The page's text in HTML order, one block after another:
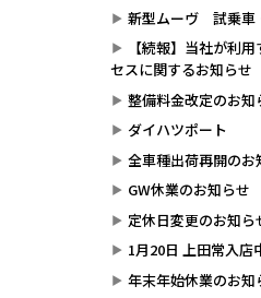
新型ムーヴ 試乗車
【続報】当社が利
セスに関するお知らせ
整備料金改定のお知
ダイハツポート
全車種出荷再開のお
GW休業のお知らせ
定休日変更のお知ら
1月20日 上田常入店
年末年始休業のお知